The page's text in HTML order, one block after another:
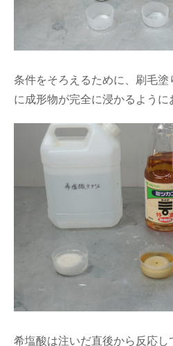
条件をそろえるために、刷毛
に成形物が完全に浸かるように
希塩酸は注いだ直後から反応